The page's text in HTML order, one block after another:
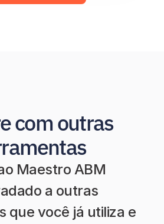
com outras
Maestro ABM
a outras
que você já utiliza e